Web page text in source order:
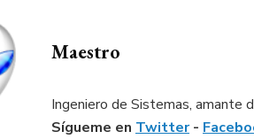
Maestro
Ingeniero de Sistemas, amante
Sígueme en Twitter-